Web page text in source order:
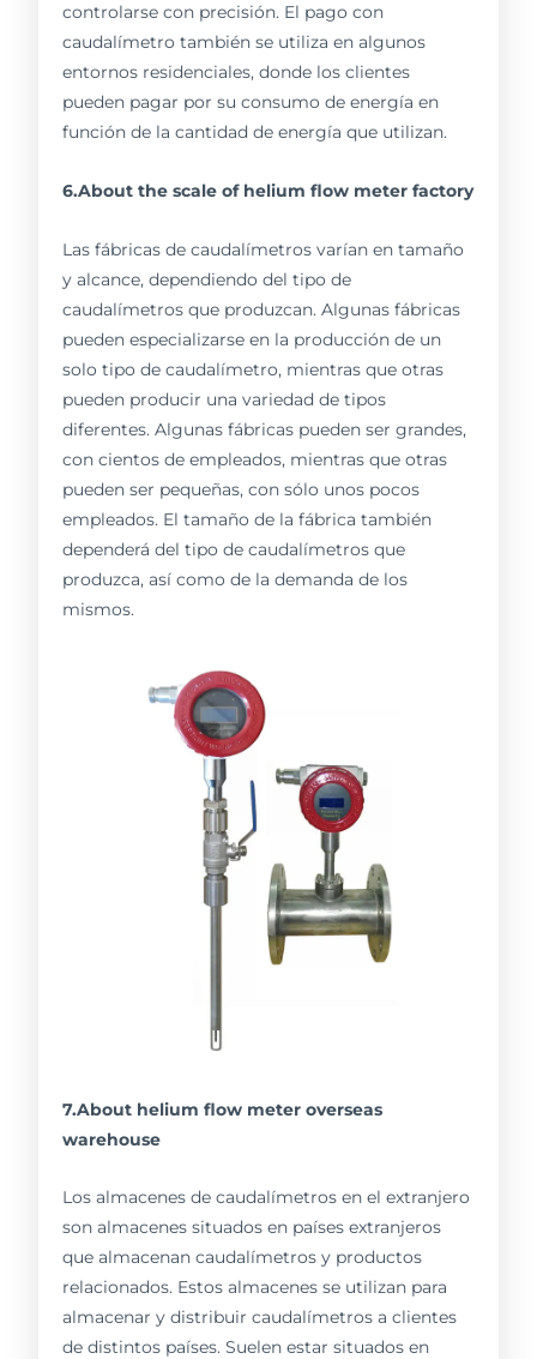
controlarse con precisión. El pago con
caudalímetro también se utiliza en algunos
entornos residenciales, donde los clientes
pueden pagar por su consumo de energía en
función de la cantidad de energía que utilizan.
6.About the scale of helium flow meter factory
Las fábricas de caudalímetros varían en tamaño
y alcance, dependiendo del tipo de
caudalímetros que produzcan. Algunas fábricas
pueden especializarse en la producción de un
solo tipo de caudalímetro, mientras que otras
pueden producir una variedad de tipos
diferentes. Algunas fábricas pueden ser grandes,
con cientos de empleados, mientras que otras
pueden ser pequeñas, con sólo unos pocos
empleados. El tamaño de la fábrica también
dependerá del tipo de caudalímetros que
produzca, así como de la demanda de los
mismos.
7.About helium flow meter overseas
warehouse
Los almacenes de caudalímetros en el extranjero
son almacenes situados en países extranjeros
que almacenan caudalímetros y productos
relacionados. Estos almacenes se utilizan para
almacenar y distribuir caudalímetros a clientes
de distintos países. Suelen estar situados en